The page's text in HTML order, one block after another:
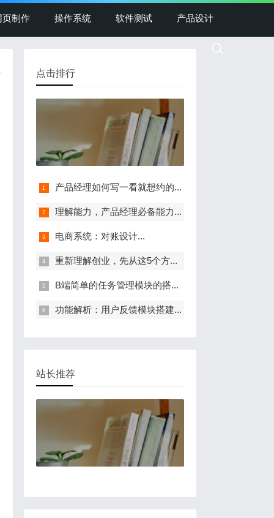
页制作 操作系统 软件测试 产品设计
点击排行
产品经理如何写一看就想约的...
理解能力，产品经理必备能力...
电商系统：对账设计...
重新理解创业，先从这5个方...
B端简单的任务管理模块的搭...
功能解析：用户反馈模块搭建...
站长推荐